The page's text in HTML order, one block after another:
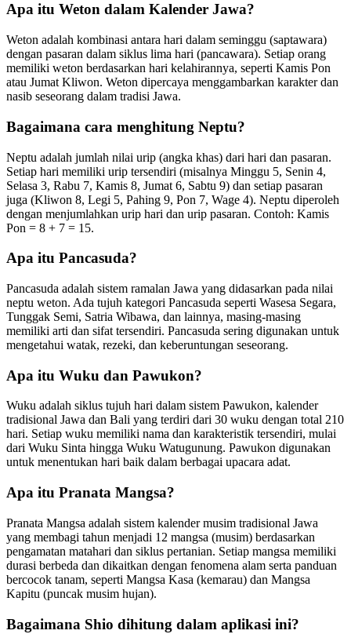
Apa itu Weton dalam Kalender Jawa?
Weton adalah kombinasi antara hari dalam seminggu (saptawara)
dengan pasaran dalam siklus lima hari (pancawara). Setiap orang
memiliki weton berdasarkan hari kelahirannya, seperti Kamis Pon
atau Jumat Kliwon. Weton dipercaya menggambarkan karakter dan
nasib seseorang dalam tradisi Jawa.
Bagaimana cara menghitung Neptu?
Neptu adalah jumlah nilai urip (angka khas) dari hari dan pasaran.
Setiap hari memiliki urip tersendiri (misalnya Minggu 5, Senin 4,
Selasa 3, Rabu 7, Kamis 8, Jumat 6, Sabtu 9) dan setiap pasaran
juga (Kliwon 8, Legi 5, Pahing 9, Pon 7, Wage 4). Neptu diperoleh
dengan menjumlahkan urip hari dan urip pasaran. Contoh: Kamis
Pon = 8 + 7 = 15.
Apa itu Pancasuda?
Pancasuda adalah sistem ramalan Jawa yang didasarkan pada nilai
neptu weton. Ada tujuh kategori Pancasuda seperti Wasesa Segara,
Tunggak Semi, Satria Wibawa, dan lainnya, masing-masing
memiliki arti dan sifat tersendiri. Pancasuda sering digunakan untuk
mengetahui watak, rezeki, dan keberuntungan seseorang.
Apa itu Wuku dan Pawukon?
Wuku adalah siklus tujuh hari dalam sistem Pawukon, kalender
tradisional Jawa dan Bali yang terdiri dari 30 wuku dengan total 210
hari. Setiap wuku memiliki nama dan karakteristik tersendiri, mulai
dari Wuku Sinta hingga Wuku Watugunung. Pawukon digunakan
untuk menentukan hari baik dalam berbagai upacara adat.
Apa itu Pranata Mangsa?
Pranata Mangsa adalah sistem kalender musim tradisional Jawa
yang membagi tahun menjadi 12 mangsa (musim) berdasarkan
pengamatan matahari dan siklus pertanian. Setiap mangsa memiliki
durasi berbeda dan dikaitkan dengan fenomena alam serta panduan
bercocok tanam, seperti Mangsa Kasa (kemarau) dan Mangsa
Kapitu (puncak musim hujan).
Bagaimana Shio dihitung dalam aplikasi ini?